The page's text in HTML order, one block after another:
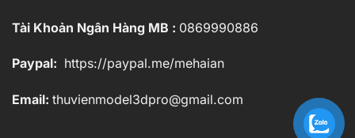
Tài Khoản Ngân Hàng MB : 0869990886
Paypal: https://paypal.me/mehaian
Email: thuvienmodel3dpro@gmail.com